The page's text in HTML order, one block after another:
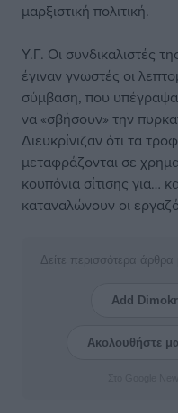
μαρξιστική πολιτική.
Υ.Γ. Οι συνδικαλιστές
έγιναν γνωστές οι
σύμβαση, που
να «σβήσουν» την
Διευκρίνιζαν ότι τα
μεταφράζονται σε
κουπόνια σίτισης για…
καταναλώνουν οι
Δείτε περισσότερα
Add
Ακολουθήστε